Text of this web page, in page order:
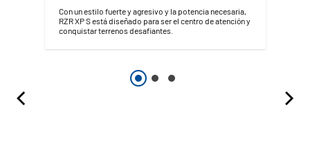
Con un estilo fuerte y agresivo y la potencia necesaria,
RZR XP S está diseñado para ser el centro de atención y
conquistar terrenos desafiantes.